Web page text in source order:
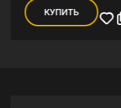
КУПИТЬ